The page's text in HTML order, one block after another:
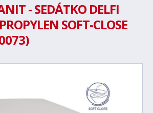
- SEDÁTKO DELFI
SOFT-CLOSE